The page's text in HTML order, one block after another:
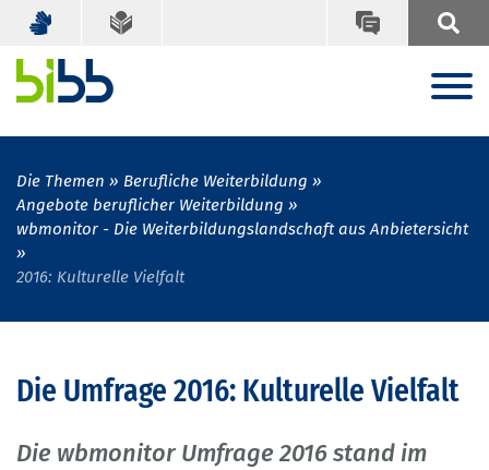
Die Themen
Berufliche Weiterbildung
Angebote beruflicher Weiterbildung
wbmonitor - Die Weiterbildungslandschaft aus Anbietersicht
2016: Kulturelle Vielfalt
Die Umfrage 2016: Kulturelle Vielfalt
Die wbmonitor Umfrage 2016 stand im